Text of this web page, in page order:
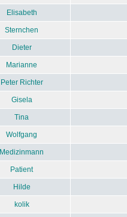
Elisabeth
Sternchen
Dieter
Marianne
Peter Richter
Gisela
Tina
Wolfgang
Medizinmann
Patient
Hilde
kolik